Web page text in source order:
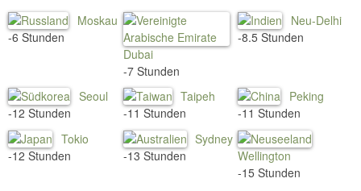
Moskau
-6 Stunden
Dubai
-7 Stunden
Neu-Delhi
-8.5 Stunden
Seoul
-12 Stunden
Taipeh
-11 Stunden
Peking
-11 Stunden
Tokio
-12 Stunden
Sydney
-13 Stunden
Wellington
-15 Stunden